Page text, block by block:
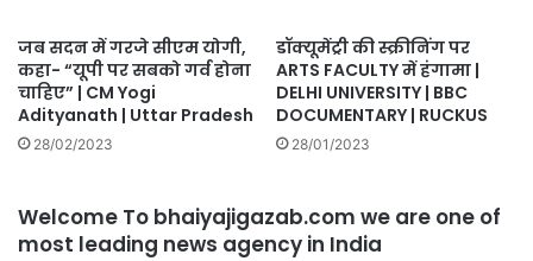
जब सदन में गरजे सीएम योगी,
कहा- “यूपी पर सबको गर्व होना
चाहिए” | CM Yogi
Adityanath | Uttar Pradesh
28/02/2023
डॉक्यूमेंट्री की स्क्रीनिंग पर
ARTS FACULTY में हंगामा |
DELHI UNIVERSITY | BBC
DOCUMENTARY | RUCKUS
28/01/2023
Welcome To bhaiyajigazab.com we are one of
most leading news agency in India